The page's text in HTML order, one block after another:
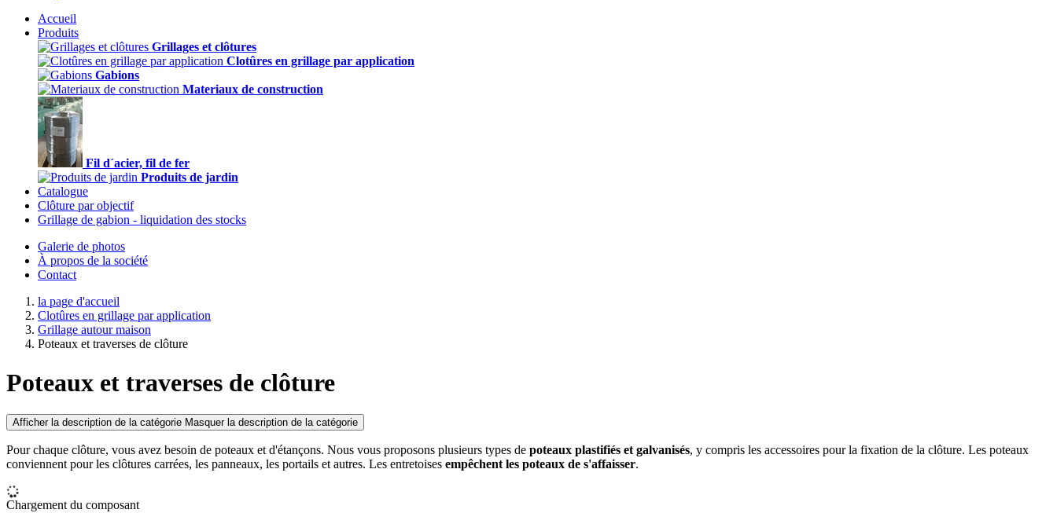
Accueil
Produits
Grillages et clôtures
Clotûres en grillage par application
Gabions
Materiaux de construction
Fil d´acier, fil de fer
Produits de jardin
Catalogue
Clôture par objectif
Grillage de gabion - liquidation des stocks
Galerie de photos
À propos de la société
Contact
la page d'accueil
Clotûres en grillage par application
Grillage autour maison
Poteaux et traverses de clôture
Poteaux et traverses de clôture
Afficher la description de la catégorie Masquer la description de la catégorie
Pour chaque clôture, vous avez besoin de poteaux et d'étançons. Nous vous proposons plusieurs types de poteaux plastifiés et galvanisés, y compris les accessoires pour la fixation de la clôture. Les poteaux
conviennent pour les clôtures carrées, les panneaux, les portails et autres. Les entretoises empêchent les poteaux de s'affaisser.
Chargement du composant